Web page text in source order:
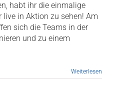
habt ihr die einmalige
live in Aktion zu sehen! Am
sich die Teams in der
und zu einem
Weiterlesen